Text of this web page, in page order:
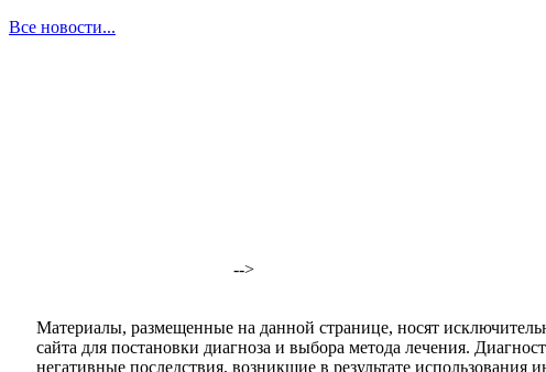
Все новости...
-->
Материалы, размещенные на данной странице, носят
сайта для постановки диагноза и выбора метода лечения.
негативные последствия, возникшие в результате